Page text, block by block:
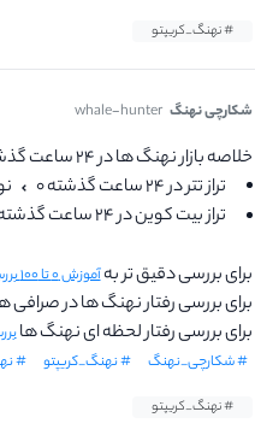
# نهنگ_کریپتو
شکارچی نهنگ whale-hunter
خلاصه بازار نهنگ ها در ۲۴ ساعت گذشته
تراز تتر در ۲۴ ساعت گذشته ۰
تراز بیت کوین در ۲۴ ساعت گذشته ۰
برای بررسی دقیق تر بهآموزش ۰ تا ۱۰۰ بررسی بازار نهنگ ها در مجله کریپتو نااریب
برای بررسی رفتار نهنگ ها در صرافی
برای بررسی رفتار لحظه ای نهنگ ها
# شکارچی_نهنگ # نهنگ_کریپتو #
# نهنگ_کریپتو